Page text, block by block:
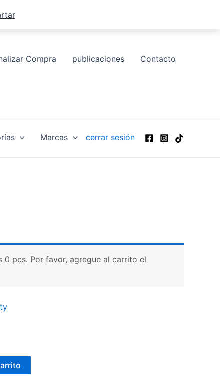
Compra publicaciones Contacto
Marcas cerrar sesión
pcs. Por favor, agregue al carrito el